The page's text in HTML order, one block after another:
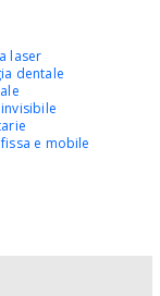
laser
dentale
e mobile